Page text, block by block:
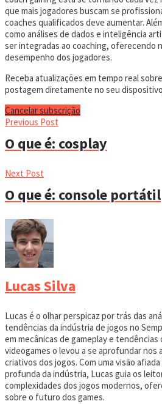
que mais jogadores buscam se
coaches qualificados deve aumentar.
como análises de dados e inteligência
ser integradas ao coaching, oferecendo
desempenho dos jogadores.
Receba atualizações em tempo real
postagem diretamente no seu
Cancelar subscrição
Previous Post
O que é: cosplay
Next Post
O que é: console portátil
Lucas Silva
Lucas é o olhar perspicaz por trás das
tendências da indústria de jogos no
em mecânicas de gameplay e
videogames o levou a se aprofundar nos
criativos dos jogos. Com uma visão
profunda da indústria, Lucas guia os
complexidades dos jogos modernos,
sobre o futuro dos games.